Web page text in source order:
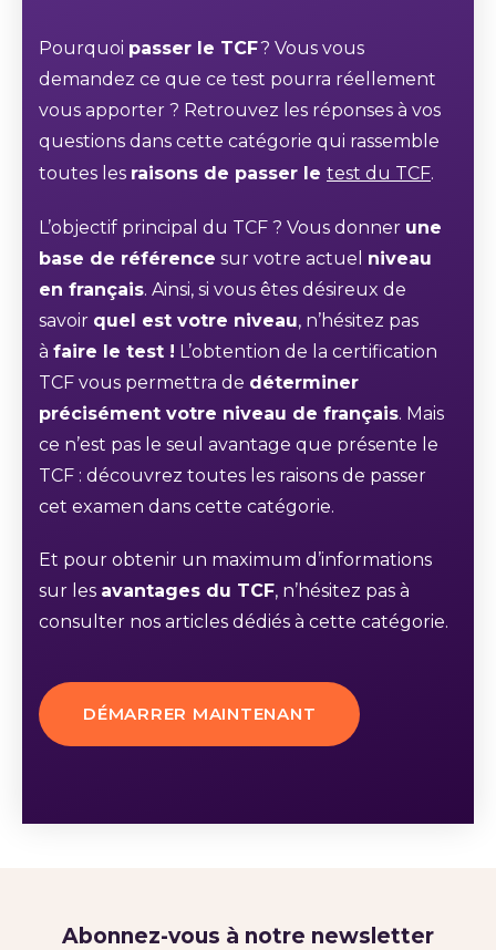
Pourquoi passer le TCF? Vous vous
demandez ce que ce test pourra réellement
vous apporter ? Retrouvez les réponses à vos
questions dans cette catégorie qui rassemble
toutes les raisons de passer le test du TCF.
L’objectif principal du TCF ? Vous donner une
base de référence sur votre actuel niveau
en français. Ainsi, si vous êtes désireux de
savoir quel est votre niveau, n’hésitez pas
à faire le test ! L’obtention de la certification
TCF vous permettra de déterminer
précisément votre niveau de français. Mais
ce n’est pas le seul avantage que présente le
TCF : découvrez toutes les raisons de passer
cet examen dans cette catégorie.
Et pour obtenir un maximum d’informations
sur les avantages du TCF, n’hésitez pas à
consulter nos articles dédiés à cette catégorie.
DÉMARRER MAINTENANT
Abonnez-vous à notre newsletter